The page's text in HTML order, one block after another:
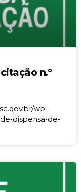
n.°
wp-
dispensa-de-